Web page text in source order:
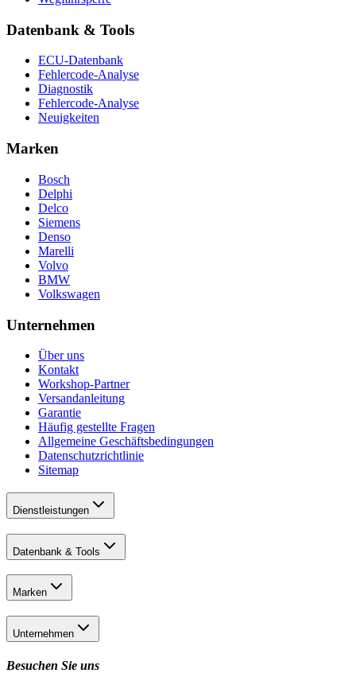
Datenbank & Tools
ECU-Datenbank
Fehlercode-Analyse
Diagnostik
Fehlercode-Analyse
Neuigkeiten
Marken
Bosch
Delphi
Delco
Siemens
Denso
Marelli
Volvo
BMW
Volkswagen
Unternehmen
Über uns
Kontakt
Workshop-Partner
Versandanleitung
Garantie
Häufig gestellte Fragen
Allgemeine Geschäftsbedingungen
Datenschutzrichtlinie
Sitemap
Dienstleistungen
Datenbank & Tools
Marken
Unternehmen
Besuchen Sie uns